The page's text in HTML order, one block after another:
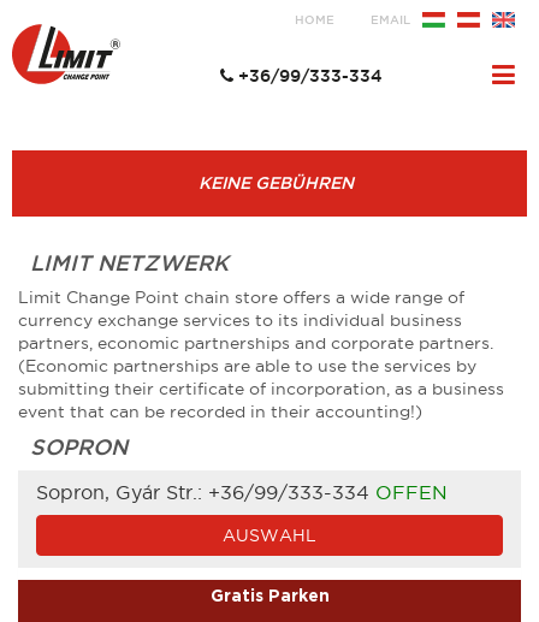
EMAIL
HOME
+36/99/333-334
KEINE GEBÜHREN
LIMIT NETZWERK
Limit Change Point chain store offers a wide range of
currency exchange services to its individual business
partners, economic partnerships and corporate partners.
(Economic partnerships are able to use the services by
submitting their certificate of incorporation, as a business
event that can be recorded in their accounting!)
SOPRON
Sopron, Gyár Str.: +36/99/333-334 OFFEN
AUSWAHL
Gratis Parken